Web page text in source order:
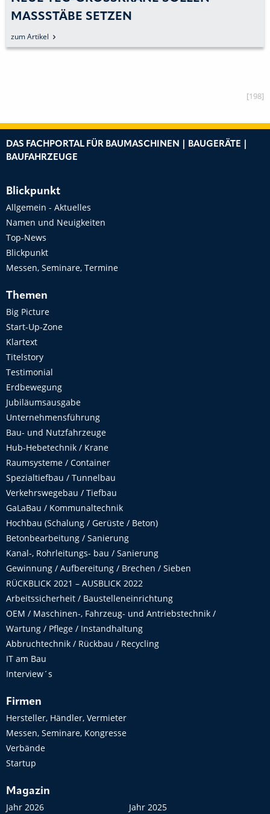
ASSSTÄBE SETZEN
zum Artikel
[198]
DAS FACHPORTAL FÜR BAUMASCHINEN | BAUGERÄTE |
BAUFAHRZEUGE
Blickpunkt
Allgemein - Aktuelles
Namen und Neuigkeiten
Top-News
Blickpunkt
Messen, Seminare, Termine
Themen
Big Picture
Start-Up-Zone
Klartext
Titelstory
Testimonial
Erdbewegung
Jubiläumsausgabe
Unternehmensführung
Bau- und Nutzfahrzeuge
Hub-Hebetechnik / Krane
Raumsysteme / Container
Spezialtiefbau / Tunnelbau
Verkehrswegebau / Tiefbau
GaLaBau / Kommunaltechnik
Hochbau (Schalung / Gerüste / Beton)
Betonbearbeitung / Sanierung
Kanal-, Rohrleitungs- bau / Sanierung
Gewinnung / Aufbereitung / Brechen / Sieben
RÜCKBLICK 2021 – AUSBLICK 2022
Arbeitssicherheit / Baustelleneinrichtung
OEM / Maschinen-, Fahrzeug- und Antriebstechnik /
Wartung / Pflege / Instandhaltung
Abbruchtechnik / Rückbau / Recycling
IT am Bau
Interview´s
Firmen
Hersteller, Händler, Vermieter
Messen, Seminare, Kongresse
Verbände
Startup
Magazin
Jahr 2026
Jahr 2025